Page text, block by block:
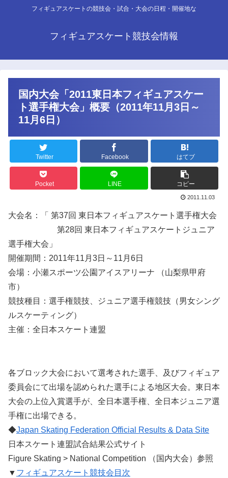
フィギュアスケートの競技会・試合・大会の日程・開催地な
フィギュアスケート競技会情報
国内大会「2011東日本フィギュアスケー
ト選手権大会」概要（2011年11月3日～
11月6日）
Twitter Facebook はてブ
Pocket LINE コピー
2011.11.03
大会名：「 第37回 東日本フィギュアスケート選手権大会
第28回 東日本フィギュアスケートジュニア
選手権大会」
開催期間：2011年11月3日～11月6日
会場：小瀬スポーツ公園アイスアリーナ （山梨県甲府
市）
競技種目：選手権競技、ジュニア選手権競技（男女シング
ルスケーティング）
主催：全日本スケート連盟
各ブロック大会において選考された選手、及びフィギュア
委員会にて出場を認められた選手による地区大会。東日本
大会の上位入賞選手が、全日本選手権、全日本ジュニア選
手権に出場できる。
◆Japan Skating Federation Official Results & Data Site
日本スケート連盟試合結果公式サイト
Figure Skating > National Competition （国内大会）参照
▼ フィギュアスケート競技会目次